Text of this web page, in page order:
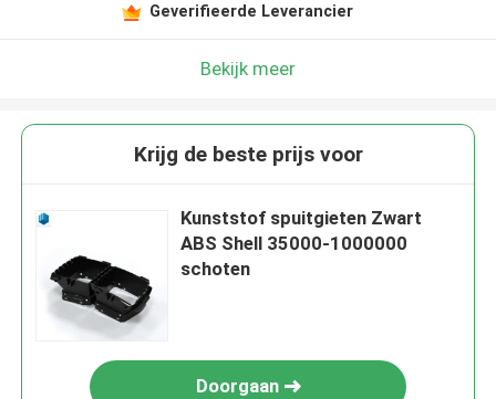
Geverifieerde Leverancier
Bekijk meer
Krijg de beste prijs voor
Kunststof spuitgieten Zwart
ABS Shell 35000-1000000
schoten
Doorgaan